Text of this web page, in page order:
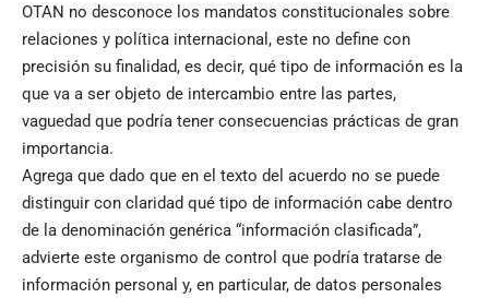
OTAN no desconoce los mandatos constitucionales sobre
relaciones y política internacional, este no define con
precisión su finalidad, es decir, qué tipo de información es la
que va a ser objeto de intercambio entre las partes,
vaguedad que podría tener consecuencias prácticas de gran
importancia.
Agrega que dado que en el texto del acuerdo no se puede
distinguir con claridad qué tipo de información cabe dentro
de la denominación genérica “información clasificada”,
advierte este organismo de control que podría tratarse de
información personal y, en particular, de datos personales